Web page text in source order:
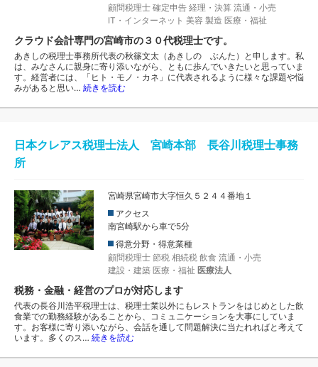
顧問税理士 確定申告 経理・決算 流通・小売
IT・インターネット 美容 製造 医療・福祉
クラウド会計専門の宮崎市の３０代税理士です。
あきしの税理士事務所代表の秋篠文太（あきしの ぶんた）と申します。私
は、みなさんに親身に寄り添いながら、ともに歩んでいきたいと思っていま
す。経営者には、「ヒト・モノ・カネ」に代表されるように様々な課題や悩
みがあると思い… 続きを読む
日本クレアス税理士法人 宮崎本部 長谷川税理士事務
所
宮崎県宮崎市大字恒久５２４４番地１
アクセス
南宮崎駅から車で5分
得意分野・得意業種
顧問税理士 節税 相続税 飲食 流通・小売
建設・建築 医療・福祉 医療法人
税務・金融・経営のプロが対応します
代表の長谷川浩平税理士は、税理士業以外にもレストランをはじめとした飲
食業での勤務経験があることから、コミュニケーションを大事にしていま
す。お客様に寄り添いながら、会話を通して問題解決に当たれればと考えて
います。多くのス… 続きを読む